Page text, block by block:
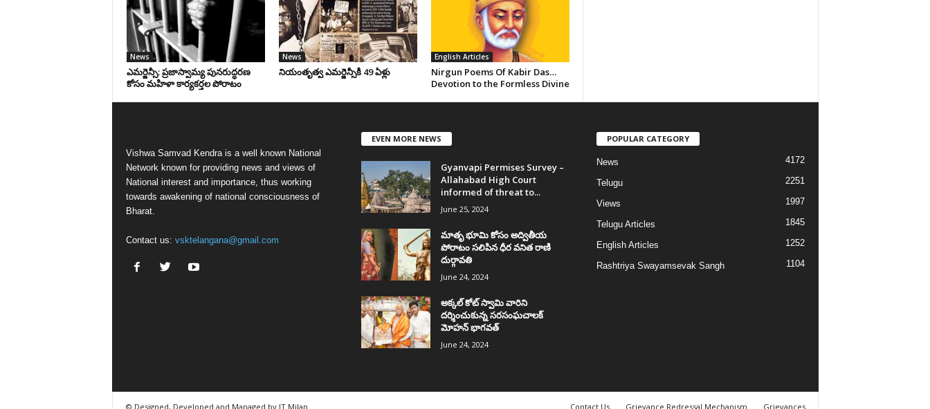
News
ఎమర్జెన్సీ: ప్రజాస్వామ్య పునరుద్ధరణ
కోసం మహిళా కార్యకర్తల పోరాటం
News
నియంతృత్వ ఎమర్జెన్సీకి 49 ఏళ్లు
English Articles
Nirgun Poems Of Kabir Das…
Devotion to the Formless Divine
Vishwa Samvad Kendra is a well known National
Network known for providing news and views of
National interest and importance, thus working
towards awakening of national consciousness of
Bharat.
Contact us: vsktelangana@gmail.com
EVEN MORE NEWS
Gyanvapi Permises Survey –
Allahabad High Court
informed of threat to...
June 25, 2024
మాతృ భూమి కోసం అద్వితీయ
పోరాటం సలిపిన ధీర వనిత రాణి
దుర్గావతి
June 24, 2024
అక్కల్‌ కోట్‌ స్వామి వారిని
దర్శించుకున్న సరసంఘచాలక్
మోహన్ భాగవత్
June 24, 2024
POPULAR CATEGORY
News 4172
Telugu 2251
Views 1997
Telugu Articles 1845
English Articles 1252
Rashtriya Swayamsevak Sangh 1104
Contact Us Grievance Redressal Mechanism Grievances
© Designed, Developed and Managed by IT Milan